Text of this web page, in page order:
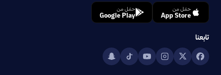
حمّل من
App Store
حمّل من
Google Play
تابعنا